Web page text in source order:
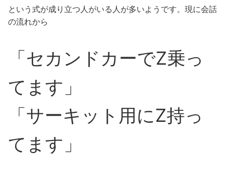
という式が成り立つ人がいる人が多いようです。現に会話
の流れから
「セカンドカーでZ乗っ
てます」
「サーキット用にZ持っ
てます」